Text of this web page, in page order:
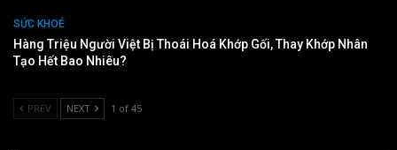
SỨC KHOẺ
Hàng Triệu Người Việt Bị Thoái Hoá Khớp Gối, Thay Khớp Nhân
Tạo Hết Bao Nhiêu?
PREV NEXT 1 of 45